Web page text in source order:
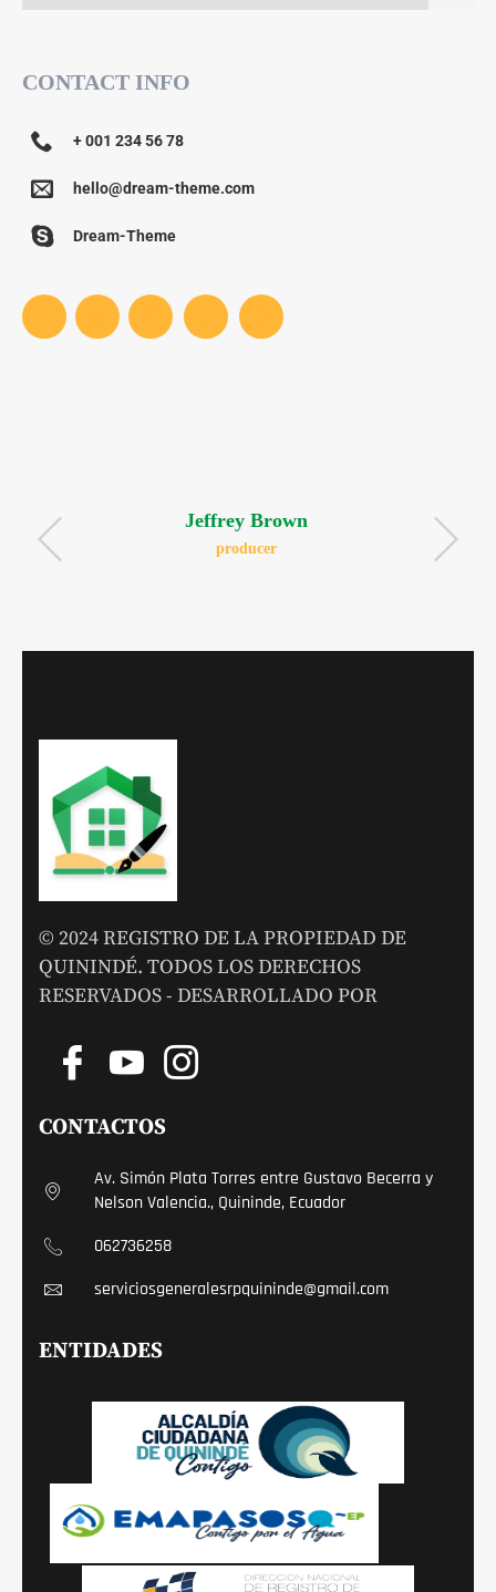
CONTACT INFO
+ 001 234 56 78
hello@dream-theme.com
Dream-Theme
Jeffrey Brown
producer
© 2024 REGISTRO DE LA PROPIEDAD DE
QUININDÉ. TODOS LOS DERECHOS
RESERVADOS - DESARROLLADO POR
CONTACTOS
Av. Simón Plata Torres entre Gustavo Becerra y
Nelson Valencia., Quininde, Ecuador
062736258
serviciosgeneralesrpquininde@gmail.com
ENTIDADES